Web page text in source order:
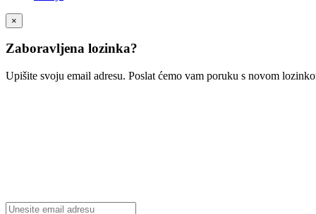
×
Zaboravljena lozinka?
Upišite svoju email adresu. Poslat ćemo vam poruku s novom